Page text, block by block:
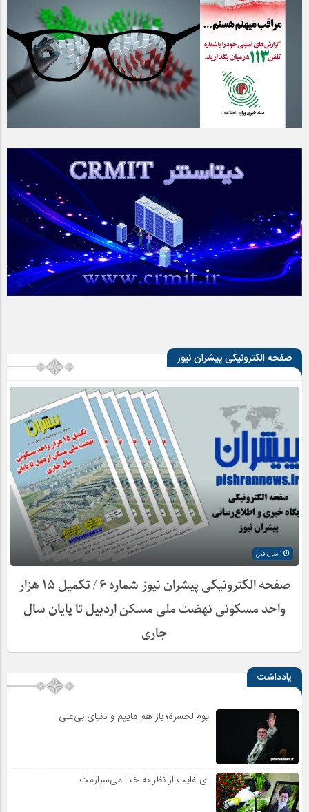
صفحه الکترونیکی پیشران نیوز
صفحه الکترونیکی پیشران نیوز شماره ۶ / تکمیل ۱۵ هزار
واحد مسکونی نهضت ملی مسکن اردبیل تا پایان سال
جاری
یادداشت
یوم‌الحسرة؛ باز هم ماییم و دنیای بی‌علی
ای غایب از نظر به خدا می‌سپارمت